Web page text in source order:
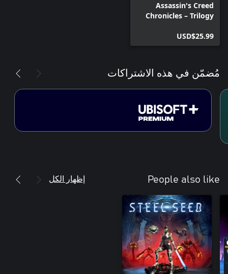
Assassin's Creed
Chronicles – Trilogy
USD$25.99
مُضمّن في هذه الاشتراكات
People also like إظهار الكل